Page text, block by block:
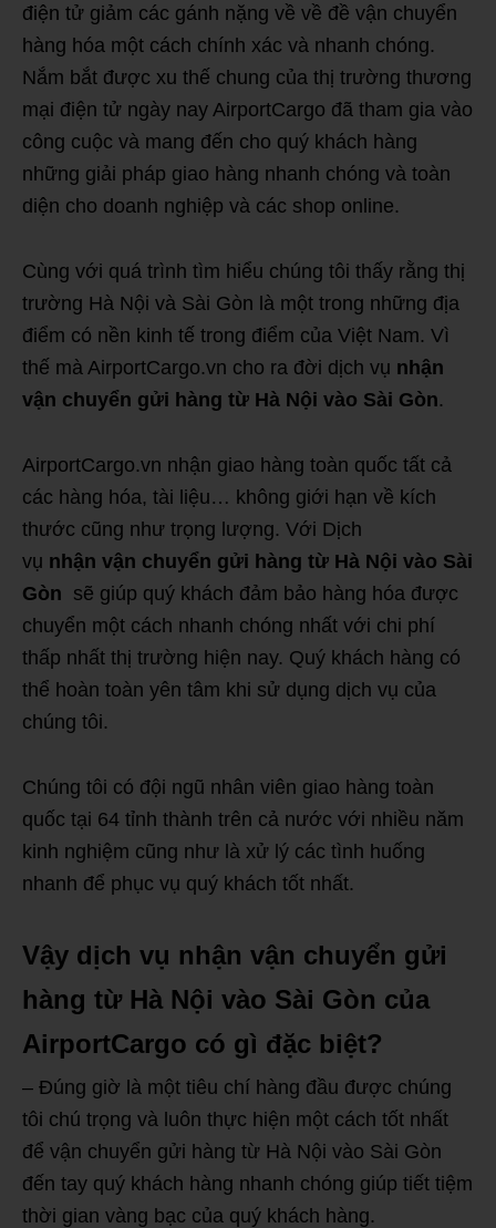
điện tử giảm các gánh nặng về về đề vận chuyển
hàng hóa một cách chính xác và nhanh chóng.
Nắm bắt được xu thế chung của thị trường thương
mại điện tử ngày nay AirportCargo đã tham gia vào
công cuộc và mang đến cho quý khách hàng
những giải pháp giao hàng nhanh chóng và toàn
diện cho doanh nghiệp và các shop online.
Cùng với quá trình tìm hiểu chúng tôi thấy rằng thị
trường Hà Nội và Sài Gòn là một trong những địa
điểm có nền kinh tế trong điểm của Việt Nam. Vì
thế mà AirportCargo.vn cho ra đời dịch vụ nhận
vận chuyển gửi hàng từ Hà Nội vào Sài Gòn.
AirportCargo.vn nhận giao hàng toàn quốc tất cả
các hàng hóa, tài liệu… không giới hạn về kích
thước cũng như trọng lượng. Với Dịch
vụ nhận vận chuyển gửi hàng từ Hà Nội vào Sài
Gòn sẽ giúp quý khách đảm bảo hàng hóa được
chuyển một cách nhanh chóng nhất với chi phí
thấp nhất thị trường hiện nay. Quý khách hàng có
thể hoàn toàn yên tâm khi sử dụng dịch vụ của
chúng tôi.
Chúng tôi có đội ngũ nhân viên giao hàng toàn
quốc tại 64 tỉnh thành trên cả nước với nhiều năm
kinh nghiệm cũng như là xử lý các tình huống
nhanh để phục vụ quý khách tốt nhất.
Vậy dịch vụ nhận vận chuyển gửi
hàng từ Hà Nội vào Sài Gòn của
AirportCargo có gì đặc biệt?
– Đúng giờ là một tiêu chí hàng đầu được chúng
tôi chú trọng và luôn thực hiện một cách tốt nhất
để vận chuyển gửi hàng từ Hà Nội vào Sài Gòn
đến tay quý khách hàng nhanh chóng giúp tiết tiệm
thời gian vàng bạc của quý khách hàng.